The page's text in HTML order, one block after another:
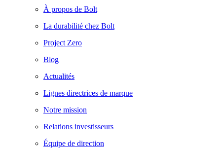
À propos de Bolt
La durabilité chez Bolt
Project Zero
Blog
Actualités
Lignes directrices de marque
Notre mission
Relations investisseurs
Équipe de direction